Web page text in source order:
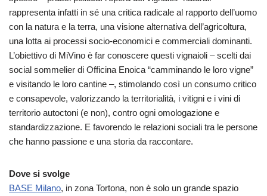
rappresenta infatti in sé una critica radicale al rapporto dell’uomo
con la natura e la terra, una visione alternativa dell’agricoltura,
una lotta ai processi socio-economici e commerciali dominanti.
L’obiettivo di MiVino è far conoscere questi vignaioli – scelti dai
social sommelier di Officina Enoica “camminando le loro vigne”
e visitando le loro cantine –, stimolando così un consumo critico
e consapevole, valorizzando la territorialità, i vitigni e i vini di
territorio autoctoni (e non), contro ogni omologazione e
standardizzazione. E favorendo le relazioni sociali tra le persone
che hanno passione e una storia da raccontare.
Dove si svolge
BASE Milano, in zona Tortona, non è solo un grande spazio